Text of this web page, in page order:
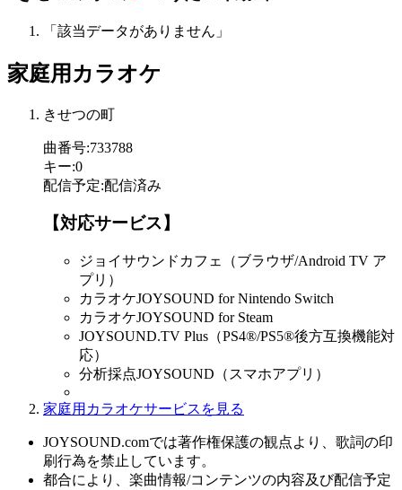
「該当データがありません」
家庭用カラオケ
きせつの町
曲番号:733788
キー:0
配信予定:配信済み
【対応サービス】
ジョイサウンドカフェ（ブラウザ/Android TV ア
プリ）
カラオケJOYSOUND for Nintendo Switch
カラオケJOYSOUND for Steam
JOYSOUND.TV Plus（PS4®/PS5®後方互換機能対
応）
分析採点JOYSOUND（スマホアプリ）
家庭用カラオケサービスを見る
JOYSOUND.comでは著作権保護の観点より、歌詞の印
刷行為を禁止しています。
都合により、楽曲情報/コンテンツの内容及び配信予定